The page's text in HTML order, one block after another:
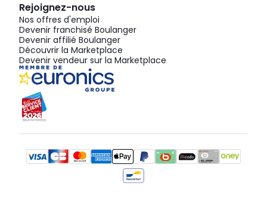
Rejoignez-nous
Nos offres d'emploi
Devenir franchisé Boulanger
Devenir affilié Boulanger
Découvrir la Marketplace
Devenir vendeur sur la Marketplace